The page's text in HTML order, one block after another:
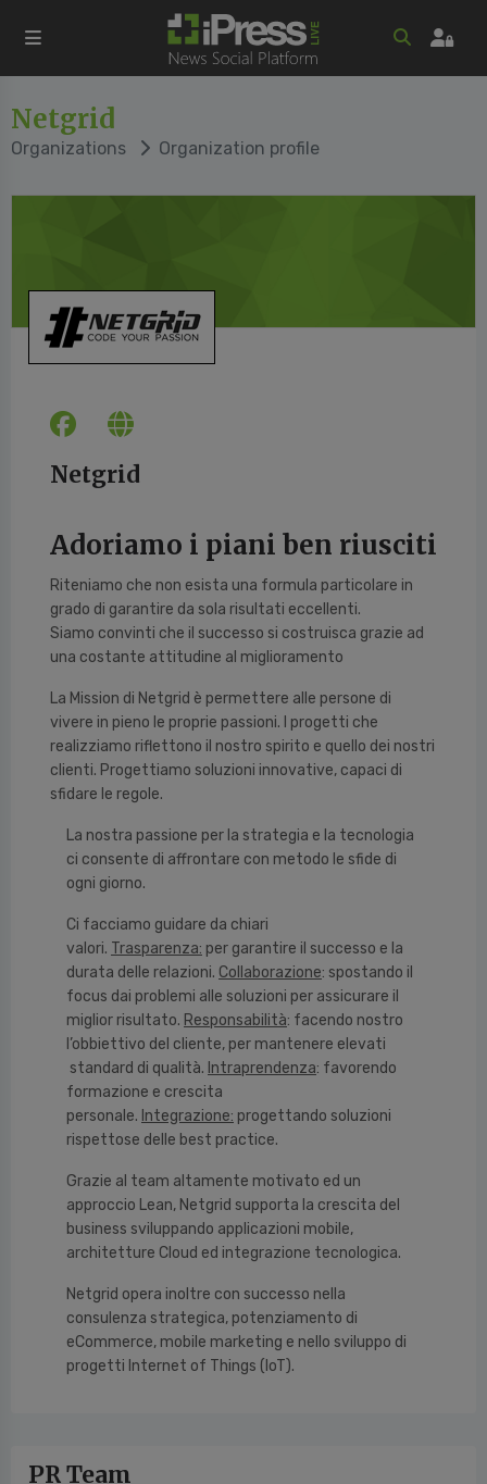
Netgrid
Organizations Organization profile
Netgrid
Adoriamo i piani ben riusciti
Riteniamo che non esista una formula particolare in
grado di garantire da sola risultati eccellenti.
Siamo convinti che il successo si costruisca grazie ad
una costante attitudine al miglioramento
La Mission di Netgrid è permettere alle persone di
vivere in pieno le proprie passioni. I progetti che
realizziamo riflettono il nostro spirito e quello dei nostri
clienti. Progettiamo soluzioni innovative, capaci di
sfidare le regole.
La nostra passione per la strategia e la tecnologia
ci consente di affrontare con metodo le sfide di
ogni giorno.
Ci facciamo guidare da chiari
valori. Trasparenza: per garantire il successo e la
durata delle relazioni. Collaborazione: spostando il
focus dai problemi alle soluzioni per assicurare il
miglior risultato. Responsabilità: facendo nostro
l’obbiettivo del cliente, per mantenere elevati
standard di qualità. Intraprendenza: favorendo
formazione e crescita
personale. Integrazione: progettando soluzioni
rispettose delle best practice.
Grazie al team altamente motivato ed un
approccio Lean, Netgrid supporta la crescita del
business sviluppando applicazioni mobile,
architetture Cloud ed integrazione tecnologica.
Netgrid opera inoltre con successo nella
consulenza strategica, potenziamento di
eCommerce, mobile marketing e nello sviluppo di
progetti Internet of Things (IoT).
PR Team